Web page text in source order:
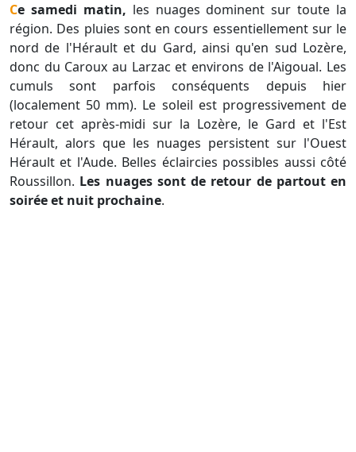
Ce samedi matin, les nuages dominent sur toute la
région. Des pluies sont en cours essentiellement sur le
nord de l'Hérault et du Gard, ainsi qu'en sud Lozère,
donc du Caroux au Larzac et environs de l'Aigoual. Les
cumuls sont parfois conséquents depuis hier
(localement 50 mm). Le soleil est progressivement de
retour cet après-midi sur la Lozère, le Gard et l'Est
Hérault, alors que les nuages persistent sur l'Ouest
Hérault et l'Aude. Belles éclaircies possibles aussi côté
Roussillon. Les nuages sont de retour de partout en
soirée et nuit prochaine.